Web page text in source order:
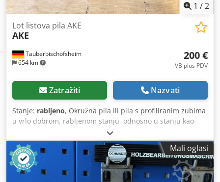
1 /2
Tauberbischofsheim
654 km
Lot listova pila AKE
AKE
200 €
VB plus PDV
Zatražiti Nazvati
Stanje: rabljeno, Okružna pila ili pila s profiliranim zubima
u vrlo dobrom, rabljenom stanju, odnosno u stanju kao
novo. Tehnički podaci: - Promjer: 250 mm Chsdozryc Tepfx
Ak Uoa - Promjer otvora: 70 mm - Širina: 6,0 mm - Širina
klina: 20 mm - Broj oštrica: 20+2
Mali oglasi